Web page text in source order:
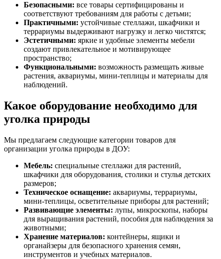
Безопасными: все товары сертифицированы и
соответствуют требованиям для работы с детьми;
Практичными: устойчивые стеллажи, шкафчики и
террариумы выдерживают нагрузку и легко чистятся;
Эстетичными: яркие и удобные элементы мебели
создают привлекательное и мотивирующее
пространство;
Функциональными: возможность размещать живые
растения, аквариумы, мини-теплицы и материалы для
наблюдений.
Какое оборудование необходимо для
уголка природы
Мы предлагаем следующие категории товаров для
организации уголка природы в ДОУ:
Мебель: специальные стеллажи для растений,
шкафчики для оборудования, столики и стулья детских
размеров;
Техническое оснащение: аквариумы, террариумы,
мини-теплицы, осветительные приборы для растений;
Развивающие элементы: лупы, микроскопы, наборы
для выращивания растений, пособия для наблюдения за
животными;
Хранение материалов: контейнеры, ящики и
органайзеры для безопасного хранения семян,
инструментов и учебных материалов.